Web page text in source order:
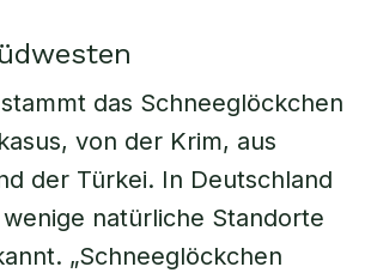
das Schneeglöckchen
von der Krim, aus
der Türkei. In Deutschland
natürliche Standorte
„Schneeglöckchen